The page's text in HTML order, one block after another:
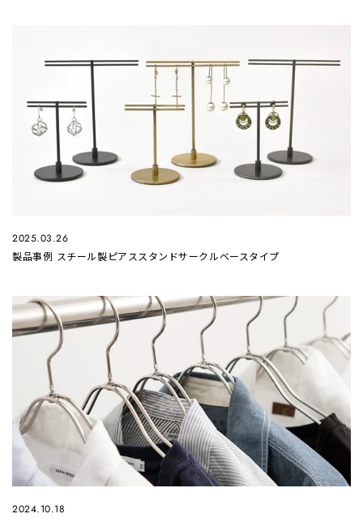
2025.03.26
製品事例 スチール製ピアススタンドサークルベースタイプ
2024.10.18